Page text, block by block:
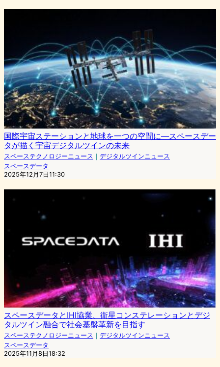
国際宇宙ステーションと地球を一つの空間に—スペースデー
タが描く宇宙デジタルツインの未来
スペーステクノロジーニュース ｜ デジタルツインニュース
スペースデータ
2025年12月7日11:30
スペースデータとIHI協業、衛星コンステレーションとデジ
タルツイン融合で社会基盤革新を目指す
スペーステクノロジーニュース ｜ デジタルツインニュース
スペースデータ
2025年11月8日18:32